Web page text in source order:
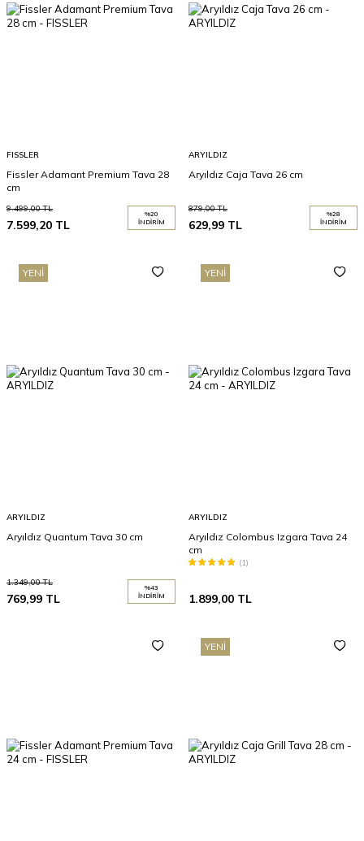
FISSLER
Fissler Adamant Premium Tava 28
cm
9.499,00TL
7.599,20 TL
%20
İNDIRIM
ARYILDIZ
Aryıldız Caja Tava 26 cm
879,00TL
629,99 TL
%28
İNDIRIM
YENI
ARYILDIZ
Aryıldız Quantum Tava 30 cm
1.349,00TL
769,99 TL
%43
İNDIRIM
YENI
ARYILDIZ
Aryıldız Colombus Izgara Tava 24
cm
(1)
1.899,00 TL
YENI